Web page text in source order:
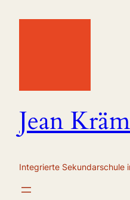
Jean
Integrierte Sekundarschule